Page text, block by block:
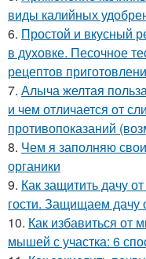
виды калийных
6. Простой и вкусный
в духовке. Песочное
рецептов
7. Алыча желтая
и чем отличается от
противопоказаний
8. Чем я заполняю
органики
9. Как защитить дачу
гости. Защищаем
10. Как избавиться от
мышей с участка: 6